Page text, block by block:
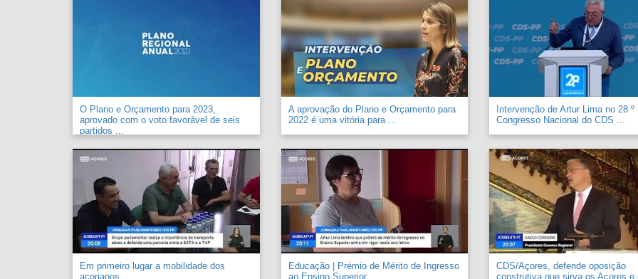
O Plano e Orçamento para 2023,
aprovado com o voto favorável de seis
partidos ...
A aprovação do Plano e Orçamento para
2022 é uma vitória para ...
Intervenção de Artur Lima no 28 º
Congresso Nacional do CDS ...
Em primeiro lugar a mobilidade dos
açorianos. ...
Educação | Prémio de Mérito de Ingresso
ao Ensino Superior ...
CDS/Açores, defende oposição
construtiva que sirva os Açores e